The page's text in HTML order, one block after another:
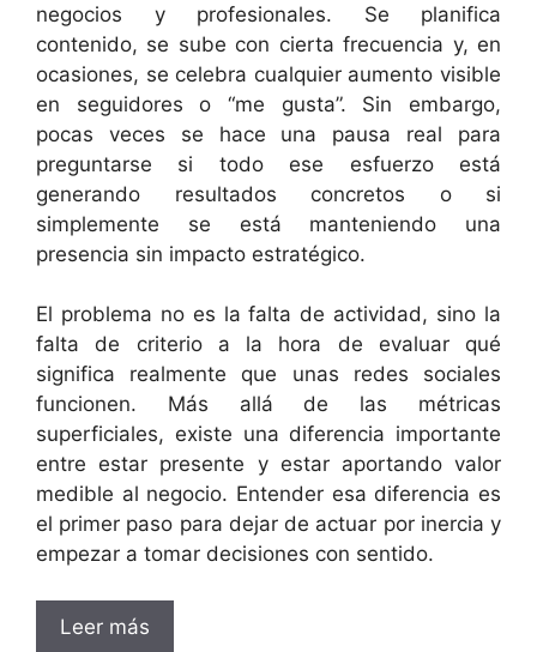
negocios y profesionales. Se planifica
contenido, se sube con cierta frecuencia y, en
ocasiones, se celebra cualquier aumento visible
en seguidores o “me gusta”. Sin embargo,
pocas veces se hace una pausa real para
preguntarse si todo ese esfuerzo está
generando resultados concretos o si
simplemente se está manteniendo una
presencia sin impacto estratégico.
El problema no es la falta de actividad, sino la
falta de criterio a la hora de evaluar qué
significa realmente que unas redes sociales
funcionen. Más allá de las métricas
superficiales, existe una diferencia importante
entre estar presente y estar aportando valor
medible al negocio. Entender esa diferencia es
el primer paso para dejar de actuar por inercia y
empezar a tomar decisiones con sentido.
Leer más